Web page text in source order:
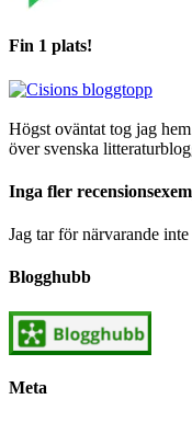
Fin 1 plats!
Högst oväntat tog jag
över svenska
Inga fler
Jag tar för närvarande
Blogghubb
Meta